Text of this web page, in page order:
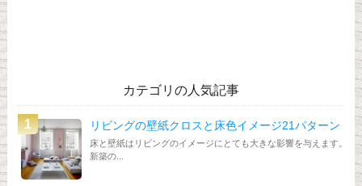
カテゴリの人気記事
リビングの壁紙クロスと床色イメージ21パターン
床と壁紙はリビングのイメージにとても大きな影響を与えます。
新築の...